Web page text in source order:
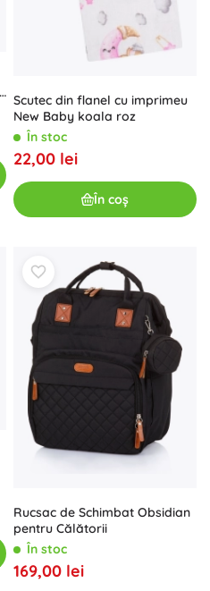
Scutec din flanel cu imprimeu
New Baby koala roz
În stoc
22,00 lei
În coș
Rucsac de Schimbat Obsidian
pentru Călătorii
În stoc
169,00 lei